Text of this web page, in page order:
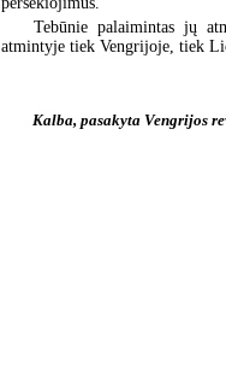
Tebūnie palaimintas jų
atmintyje tiek Vengrijoje, tiek
Kalba, pasakyta Vengrijos